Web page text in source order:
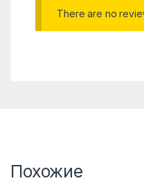
There are no
Похожие